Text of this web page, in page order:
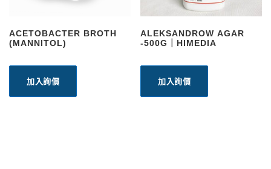
ACETOBACTER BROTH
(MANNITOL)
加入詢價
ALEKSANDROW AGAR
-500G｜HIMEDIA
加入詢價